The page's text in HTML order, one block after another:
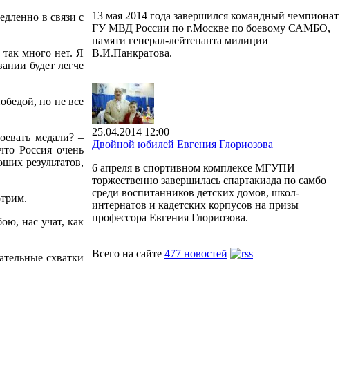
в связи с
много нет. Я
будет легче
но не все
медали? –
Россия очень
результатов,
нас учат, как
схватки
13 мая 2014 года завершился командный чемпионат
ГУ МВД России по г.Москве по боевому САМБО,
памяти генерал-лейтенанта милиции
В.И.Панкратова.
25.04.2014 12:00
Двойной юбилей Евгения Глориозова
6 апреля в спортивном комплексе МГУПИ
торжественно завершилась спартакиада по самбо
среди воспитанников детских домов, школ-
интернатов и кадетских корпусов на призы
профессора Евгения Глориозова.
Всего на сайте 477 новостей